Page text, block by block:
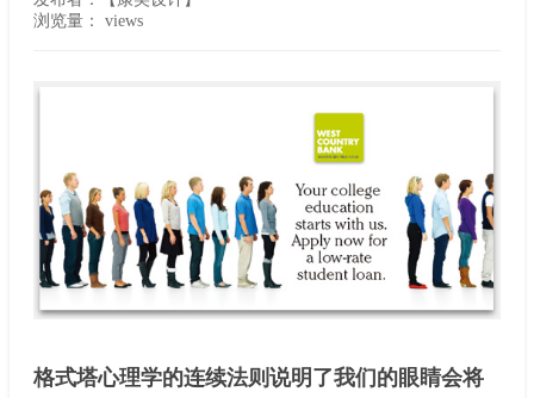
浏览量： views
格式塔心理学的连续法则说明了我们的眼睛会将